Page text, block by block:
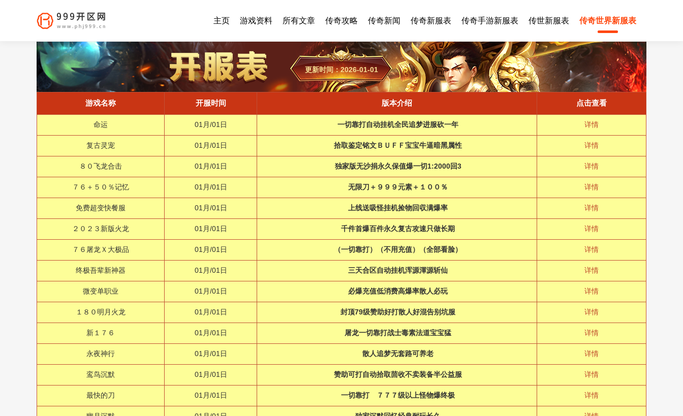
主页 游戏资料 所有文章 传奇攻略 传奇新闻 传奇新服表 传奇手游新服表 传世新服表 传奇世界新服表
更新时间：2026-01-01
游戏名称 开服时间 版本介绍 点击查看
命运 01月/01日 一切靠打自动挂机全民追梦进服砍一年 详情
复古灵宠 01月/01日 拾取鉴定铭文ＢＵＦＦ宝宝牛逼暗黑属性 详情
８０飞龙合击 01月/01日 独家版无沙捐永久保值爆一切1:2000回3 详情
７６＋５０％记忆 01月/01日 无限刀＋９９９元素＋１００％ 详情
免费超变快餐服 01月/01日 上线送吸怪挂机捡物回収满爆率 详情
２０２３新版火龙 01月/01日 千件首爆百件永久复古攻速只做长期 详情
７６屠龙Ｘ大极品 01月/01日 （一切靠打）（不用充值）（全部看脸） 详情
终极吾辈新神器 01月/01日 三天合区自动挂机浑源渾源斩仙 详情
微变单职业 01月/01日 必爆充值低消费高爆率散人必玩 详情
１８０明月火龙 01月/01日 封顶79级赞助好打散人好混告别坑服 详情
新１７６ 01月/01日 屠龙一切靠打战士毒素法道宝宝猛 详情
永夜神行 01月/01日 散人追梦无套路可养老 详情
鸾鸟沉默 01月/01日 赞助可打自动拾取茴收不卖装备半公益服 详情
最快的刀 01月/01日 一切靠打 ７７７级以上怪物爆终极 详情